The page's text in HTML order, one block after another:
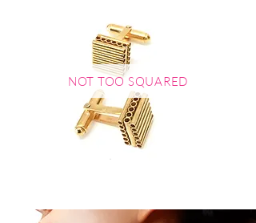
NOT TOO SQUARED